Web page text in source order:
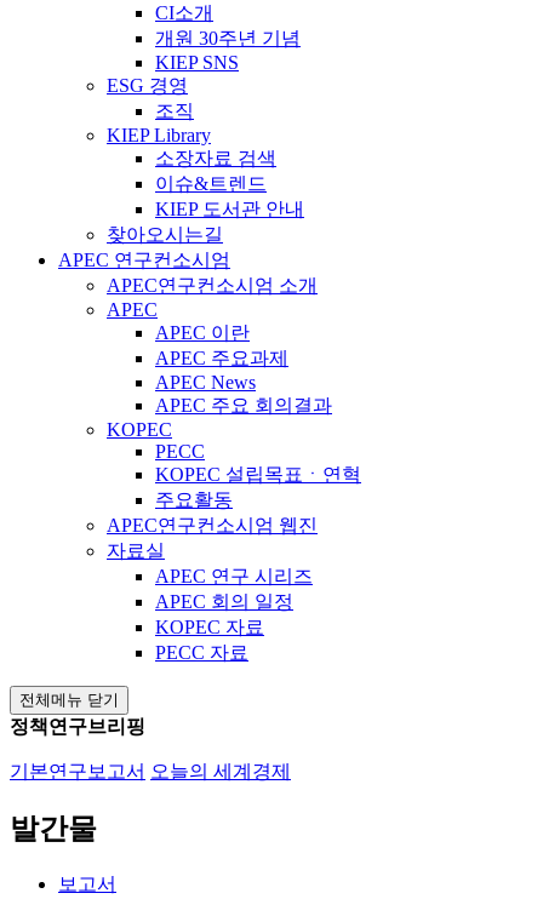
CI소개
개원 30주년 기념
KIEP SNS
ESG 경영
조직
KIEP Library
소장자료 검색
이슈&트렌드
KIEP 도서관 안내
찾아오시는길
APEC 연구컨소시엄
APEC연구컨소시엄 소개
APEC
APEC 이란
APEC 주요과제
APEC News
APEC 주요 회의결과
KOPEC
PECC
KOPEC 설립목표ㆍ연혁
주요활동
APEC연구컨소시엄 웹진
자료실
APEC 연구 시리즈
APEC 회의 일정
KOPEC 자료
PECC 자료
전체메뉴 닫기
정책연구브리핑
기본연구보고서 오늘의 세계경제
발간물
보고서